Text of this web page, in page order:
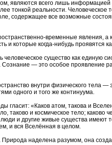
являются всего лишь
тонкой реальности. Человеческое
содержащее все возможные
временные явления, а
и которые когда-нибудь проявятся
существо как единую
Сознание — это особое проявление
внутри физического тела
одного и того же континуума.
гласит: «Каков атом, такова и
таково и космическое тело; каково
и другие живые существа имеют
и вся Вселённая в целом.
Природа наделена разумом, она